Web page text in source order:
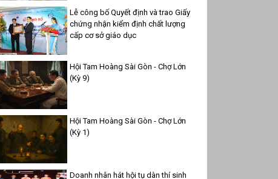
Lễ công bố Quyết định và trao Giấy
chứng nhận kiểm định chất lượng
cấp cơ sở giáo dục
Hội Tam Hoàng Sài Gòn - Chợ Lớn
(Kỳ 9)
Hội Tam Hoàng Sài Gòn - Chợ Lớn
(Kỳ 1)
Doanh nhân hát hội tụ dàn thí sinh